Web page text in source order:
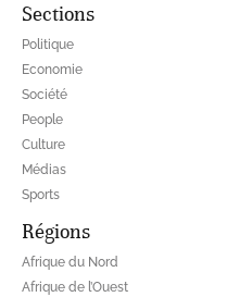
Sections
Politique
Economie
Société
People
Culture
Médias
Sports
Régions
Afrique du Nord
Afrique de l’Ouest